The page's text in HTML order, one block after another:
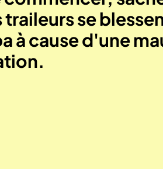
traileurs se
à cause d'une